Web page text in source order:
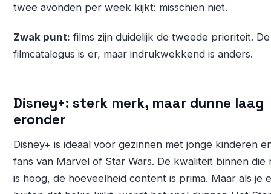
twee avonden per week kijkt: misschien niet.
Zwak punt: films zijn duidelijk de tweede prioriteit. De
filmcatalogus is er, maar indrukwekkend is anders.
Disney+: sterk merk, maar dunne laag
eronder
Disney+ is ideaal voor gezinnen met jonge kinderen
fans van Marvel of Star Wars. De kwaliteit binnen die
is hoog, de hoeveelheid content is prima. Maar als je